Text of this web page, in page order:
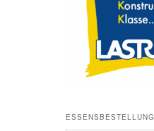
ESSENSBESTELLUNG